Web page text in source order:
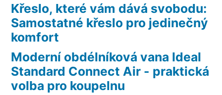
Křeslo, které vám dává svobodu:
Samostatné křeslo pro jedinečný
komfort
Moderní obdélníková vana Ideal
Standard Connect Air - praktická
volba pro koupelnu